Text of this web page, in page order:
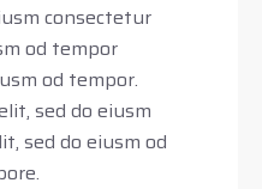
consectetur
od tempor
od tempor.
sed do eiusm
sed do eiusm od